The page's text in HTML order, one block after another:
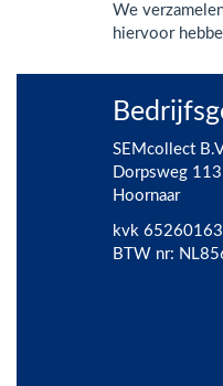
We
hiervoor
SEMcollect
Dorpsweg 113
Hoornaar
kvk 65260163
BTW nr: